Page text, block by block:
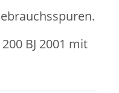
BJ 2001 mit